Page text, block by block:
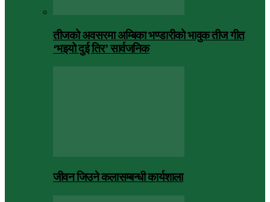
तीजको अवसरमा अम्बिका भण्डारीको भावुक तीज गीत
‘भइयो दुई तिर’ सार्वजनिक
जीवन जिउने कलासम्बन्धी कार्यशाला